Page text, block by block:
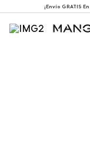
¡Envío GRATIS